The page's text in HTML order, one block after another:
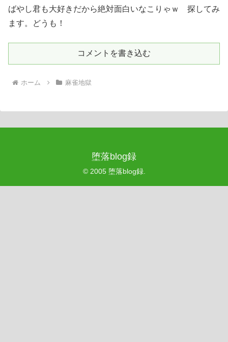
ばやし君も大好きだから絶対面白いなこりゃｗ 探してみ
ます。どうも！
コメントを書き込む
ホーム 麻雀地獄
堕落blog録
© 2005 堕落blog録.